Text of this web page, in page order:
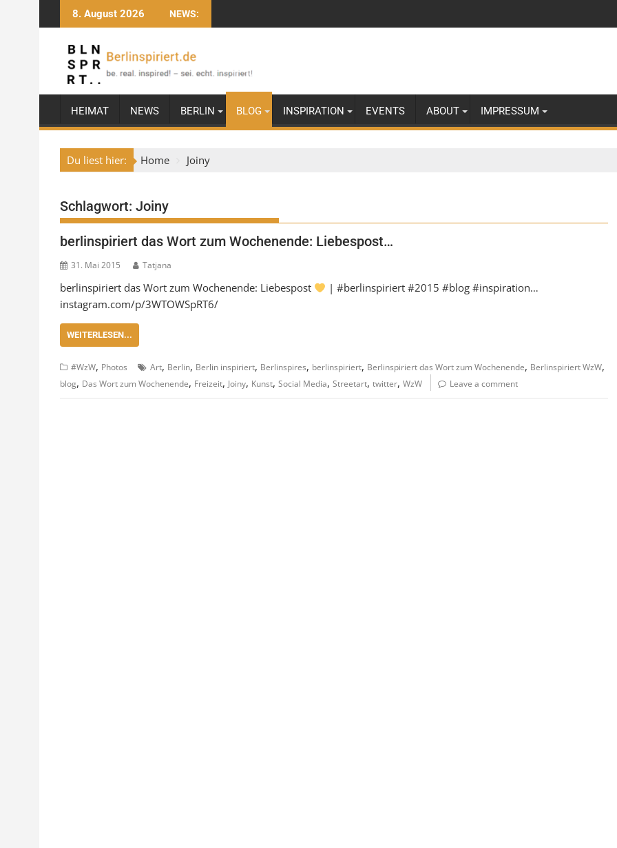
to
8. August 2026 NEWS:
HEIMAT NEWS BERLIN BLOG INSPIRATION EVENTS ABOUT IMPRESSUM
Du liest hier: Home Joiny
Schlagwort: Joiny
berlinspiriert das Wort zum Wochenende: Liebespost…
31. Mai 2015 Tatjana
berlinspiriert das Wort zum Wochenende: Liebespost
| #berlinspiriert #2015 #blog #inspiration…
instagram.com/p/3WTOWSpRT6/
WEITERLESEN...
#WzW, Photos Art, Berlin, Berlin inspiriert, Berlinspires, berlinspiriert, Berlinspiriert das Wort zum Wochenende, Berlinspiriert WzW,
blog, Das Wort zum Wochenende, Freizeit, Joiny, Kunst, Social Media, Streetart, twitter, WzW Leave a comment